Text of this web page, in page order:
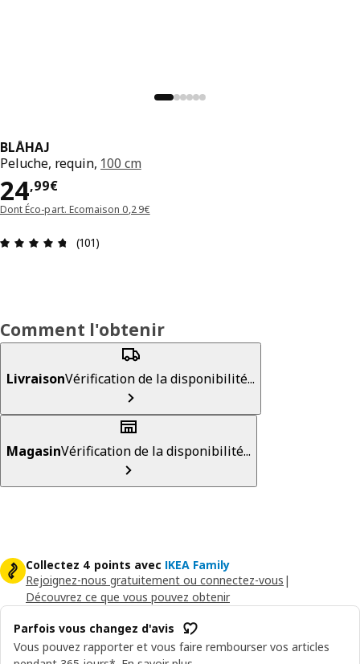
BLÅHAJ
Peluche, requin, 100 cm
24,99€
Prix 24,99€
Dont Éco-part. Ecomaison 0,29€
Avis: 4.7 sur 5 étoiles Nombre total d'avis: 101
(101)
Comment l'obtenir
LivraisonVérification de la disponibilité...
MagasinVérification de la disponibilité...
Collectez 4 points avec IKEA Family
Rejoignez-nous gratuitement ou connectez-vous |
Découvrez ce que vous pouvez obtenir
Parfois vous changez d'avis
Vous pouvez rapporter et vous faire rembourser vos articles